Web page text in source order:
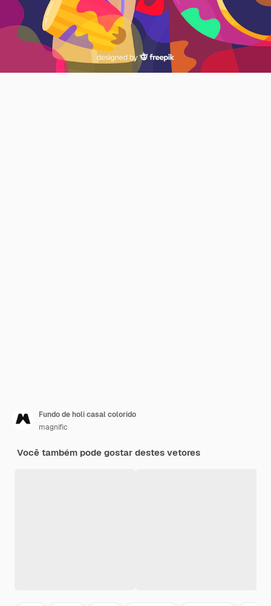
Fundo de holi casal colorido
magnific
Você também pode gostar destes vetores